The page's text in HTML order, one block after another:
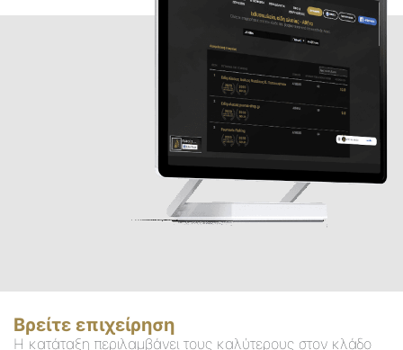
Βρείτε επιχείρηση
Η κατάταξη περιλαμβάνει τους καλύτερους στον κλάδο